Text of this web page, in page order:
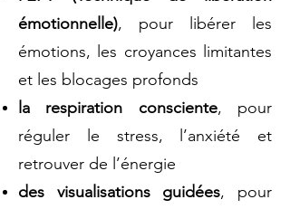
émotionnelle), pour libérer les
émotions, les croyances limitantes
et les blocages profonds
la respiration consciente, pour
réguler le stress, l’anxiété et
retrouver de l’énergie
des visualisations guidées, pour